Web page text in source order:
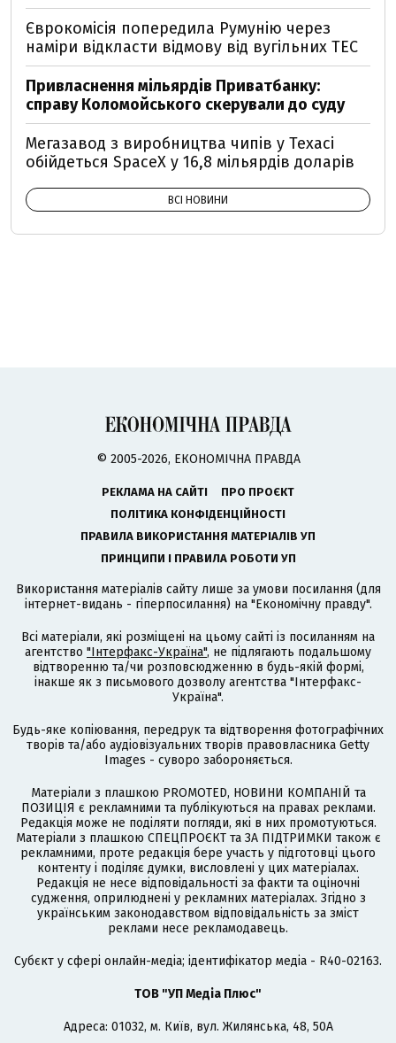
Єврокомісія попередила Румунію через
наміри відкласти відмову від вугільних ТЕС
Привласнення мільярдів Приватбанку:
справу Коломойського скерували до суду
Мегазавод з виробництва чипів у Техасі
обійдеться SpaceX у 16,8 мільярдів доларів
ВСІ НОВИНИ
© 2005-2026, ЕКОНОМІЧНА ПРАВДА
РЕКЛАМА НА САЙТІ
ПРО ПРОЄКТ
ПОЛІТИКА КОНФІДЕНЦІЙНОСТІ
ПРАВИЛА ВИКОРИСТАННЯ МАТЕРІАЛІВ УП
ПРИНЦИПИ І ПРАВИЛА РОБОТИ УП
Використання матеріалів сайту лише за умови посилання (для
інтернет-видань - гіперпосилання) на "Економічну правду".
Всі матеріали, які розміщені на цьому сайті із посиланням на
агентство "Інтерфакс-Україна", не підлягають подальшому
відтворенню та/чи розповсюдженню в будь-якій формі,
інакше як з письмового дозволу агентства "Інтерфакс-
Україна".
Будь-яке копіювання, передрук та відтворення фотографічних
творів та/або аудіовізуальних творів правовласника Getty
Images - суворо забороняється.
Матеріали з плашкою PROMOTED, НОВИНИ КОМПАНІЙ та
ПОЗИЦІЯ є рекламними та публікуються на правах реклами.
Редакція може не поділяти погляди, які в них промотуються.
Матеріали з плашкою СПЕЦПРОЄКТ та ЗА ПІДТРИМКИ також є
рекламними, проте редакція бере участь у підготовці цього
контенту і поділяє думки, висловлені у цих матеріалах.
Редакція не несе відповідальності за факти та оціночні
судження, оприлюднені у рекламних матеріалах. Згідно з
українським законодавством відповідальність за зміст
реклами несе рекламодавець.
Cубєкт у сфері онлайн-медіа; ідентифікатор медіа - R40-02163.
ТОВ "УП Медіа Плюс"
Адреса: 01032, м. Київ, вул. Жилянська, 48, 50А